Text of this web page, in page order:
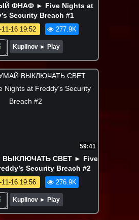
ФНАФ ► Five Nights at
Security Breach #1
11-16 19:52 277.9K
Kuplinov ► Play
59:41
ВЫКЛЮЧАТЬ СВЕТ ► Five
Security Breach #2
11-16 19:56 276.9K
Kuplinov ► Play